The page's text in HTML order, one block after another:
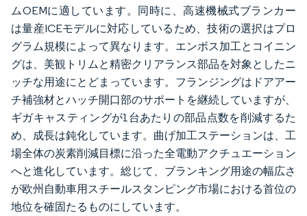
ムOEMに適しています。同時に、高速機械式ブランカー
は量産ICEモデルに対応しているため、技術の選択はプロ
グラム規模によって異なります。エンボス加工とコイニン
グは、美観トリムと精密クリアランス部品を対象としたニ
ッチな用途にとどまっています。フランジングはドアアー
チ補強材とハッチ開口部のサポートを継続していますが、
ギガキャスティングが1台あたりの部品点数を削減するた
め、成長は鈍化しています。曲げ加工ステーションは、工
場全体の炭素削減目標に沿った全電動アクチュエーション
へと進化しています。総じて、ブランキング用途の幅広さ
が欧州自動車用スチールスタンピング市場における首位の
地位を確固たるものにしています。